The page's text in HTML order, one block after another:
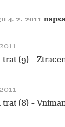
4. 2. 2011
trat (9) –
trat (8) –